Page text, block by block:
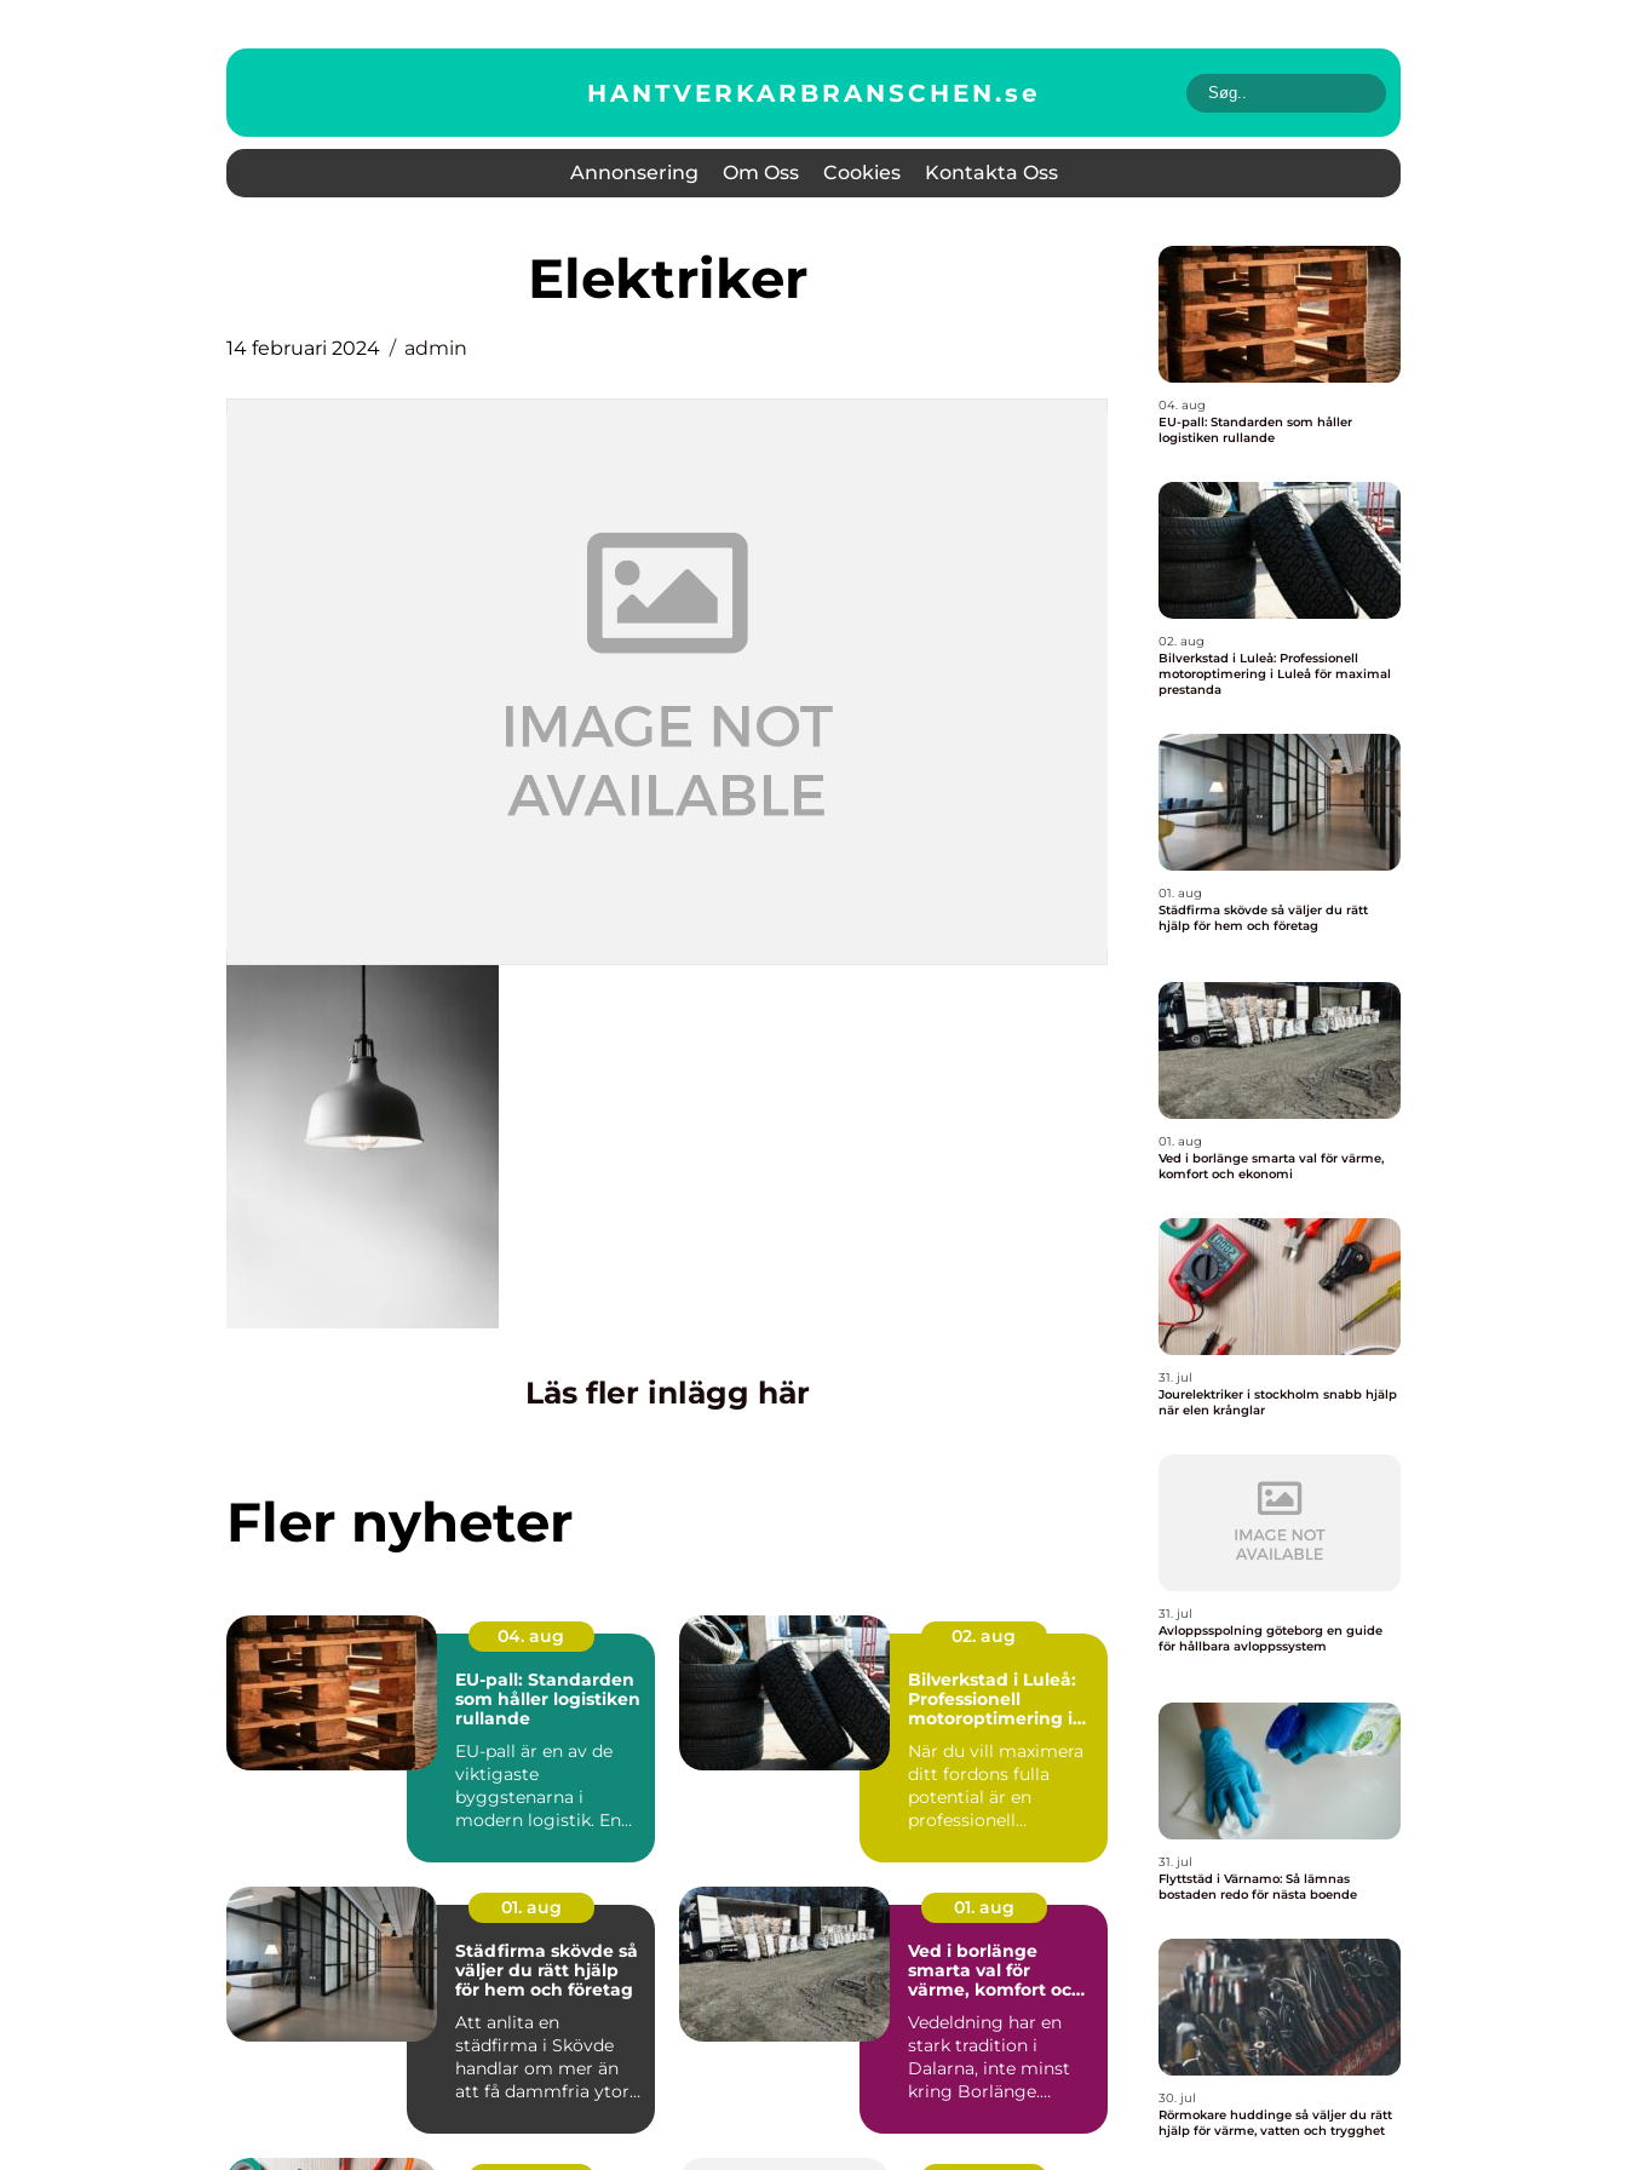
HANTVERKARBRANSCHEN.se
Annonsering Om Oss Cookies Kontakta Oss
elektriker
14 februari 2024 admin
Läs fler inlägg här
Fler nyheter
04. aug
EU-pall: Standarden
som håller logistiken
rullande
EU-pall är en av de
viktigaste
byggstenarna i
modern logistik. En
lastpall g&oum...
02. aug
Bilverkstad i Luleå:
Professionell
motoroptimering i
prestanda
När du vill maximera
ditt fordons fulla
potential är en
professionell
Lu...
01. aug
Städfirma skövde så
väljer du rätt hjälp
för hem och företag
Att anlita en
städfirma i Skövde
handlar om mer än
att få dammfria ytor.
det mer t...
01. aug
Ved i borlänge
smarta val för
värme, komfort och
Vedeldning har en
stark tradition i
Dalarna, inte minst
kring Borlänge.
både för kä...
04. aug
EU-pall: Standarden som håller
logistiken rullande
02. aug
Bilverkstad i Luleå: Professionell
motoroptimering i Luleå för maximal
prestanda
01. aug
Städfirma skövde så väljer du rätt
hjälp för hem och företag
01. aug
Ved i borlänge smarta val för värme,
komfort och ekonomi
31. jul
Jourelektriker i stockholm snabb hjälp
när elen krånglar
31. jul
Avloppsspolning göteborg en guide
för hållbara avloppssystem
31. jul
Flyttstäd i Värnamo: Så lämnas
bostaden redo för nästa boende
30. jul
Rörmokare huddinge så väljer du rätt
hjälp för värme, vatten och trygghet